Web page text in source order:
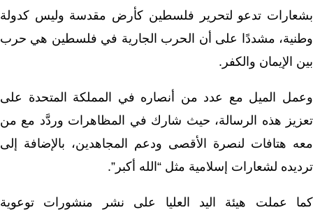
بشعارات تدعو لتحرير فلسطين كأرض مقدسة وليس كدولة
وطنية، مشددًا على أن الحرب الجارية في فلسطين هي حرب
بين الإيمان والكفر.
وعمل الميل مع عدد من أنصاره في المملكة المتحدة على
تعزيز هذه الرسالة، حيث شارك في المظاهرات وردَّد مع من
معه هتافات لنصرة الأقصى ودعم المجاهدين، بالإضافة إلى
ترديده لشعارات إسلامية مثل “الله أكبر”.
كما عملت هيئة اليد العليا على نشر منشورات توعوية